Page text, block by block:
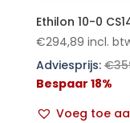
Ethilon 10-0
€294,89 incl.
Adviesprijs:€
Bespaar 18%
Voeg toe